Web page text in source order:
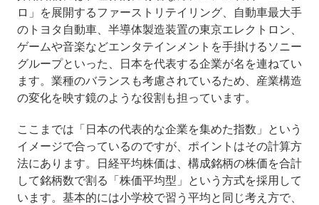
ロ」を展開するファーストリテイリング、自動車最大手
のトヨタ自動車、半導体製造装置の東京エレクトロン、
ゲームや音楽などエンタテインメントを手掛けるソニー
グループといった、日本を代表する企業が名を連ねてい
ます。業種のバランスも考慮されているため、産業構造
の変化を映す鏡のような役割も担っています。
ここまでは「日本の代表的な企業を集めた指数」という
イメージで合っているのですが、ポイントはその計算方
法にあります。日経平均株価は、構成銘柄の株価を合計
して銘柄数で割る「株価平均型」という方式を採用して
います。基本的には小学校で習う平均と同じ考え方で、